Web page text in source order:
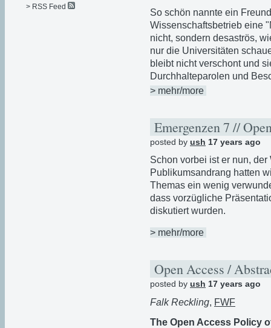
So schön nannte ein
Wissenschaftsbetrieb eine
nicht, sondern desaströs,
nur die Universitäten
bleibt nicht verschont und
Durchhalteparolen und
> mehr/more
Emergenzen 7 //
posted by ush 17 years ago
Schon vorbei ist er nun,
Publikumsandrang hatten
Themas ein wenig
dass vorzügliche
diskutiert wurden.
> mehr/more
Open Access /
posted by ush 17 years ago
Falk Reckling, FWF
The Open Access Policy
> RSS Feed